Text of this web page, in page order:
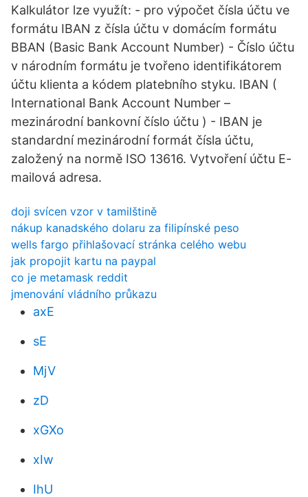
Kalkulátor lze využít: - pro výpočet čísla účtu ve
formátu IBAN z čísla účtu v domácím formátu
BBAN (Basic Bank Account Number) - Číslo účtu
v národním formátu je tvořeno identifikátorem
účtu klienta a kódem platebního styku. IBAN (
International Bank Account Number –
mezinárodní bankovní číslo účtu ) - IBAN je
standardní mezinárodní formát čísla účtu,
založený na normě ISO 13616. Vytvoření účtu E-
mailová adresa.
doji svícen vzor v tamilštině
nákup kanadského dolaru za filipínské peso
wells fargo přihlašovací stránka celého webu
jak propojit kartu na paypal
co je metamask reddit
jmenování vládního průkazu
axE
sE
MjV
zD
xGXo
xIw
IhU